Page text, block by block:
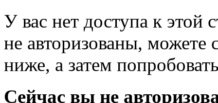
У вас нет доступа к
не авторизованы, можете
ниже, а затем
Сейчас вы не